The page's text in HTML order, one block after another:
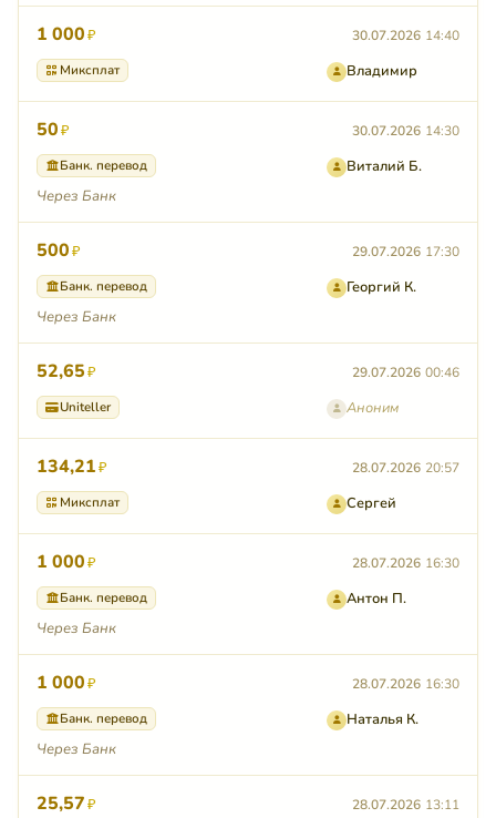
30.07.2026 14:40
1 000₽
Миксплат Владимир
30.07.2026 14:30
50₽
Банк. перевод
Виталий Б.
Через Банк
29.07.2026 17:30
500₽
Банк. перевод
Георгий К.
Через Банк
29.07.2026 00:46
52,65₽
Uniteller Аноним
28.07.2026 20:57
134,21₽
Миксплат Сергей
28.07.2026 16:30
1 000₽
Банк. перевод
Антон П.
Через Банк
28.07.2026 16:30
1 000₽
Банк. перевод
Наталья К.
Через Банк
28.07.2026 13:11
25,57₽